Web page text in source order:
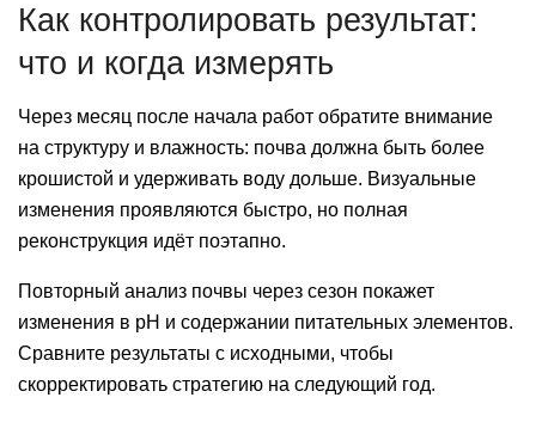
Как контролировать результат:
что и когда измерять
Через месяц после начала работ обратите внимание
на структуру и влажность: почва должна быть более
крошистой и удерживать воду дольше. Визуальные
изменения проявляются быстро, но полная
реконструкция идёт поэтапно.
Повторный анализ почвы через сезон покажет
изменения в pH и содержании питательных элементов.
Сравните результаты с исходными, чтобы
скорректировать стратегию на следующий год.